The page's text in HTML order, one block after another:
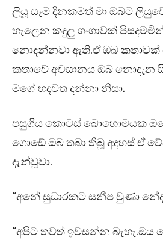
ලියූ සෑම දිනකමත් මා ඔබට
හැලෙන කඳුලු ගංගාවක්
නොදන්නවා ඇති.ඒ ඔබ කතාවක්
කතාවේ අවසානය ඔබ නොදැන
මගේ හදවත දන්නා නිසා.
පසුගිය කොටස් බොහොමයක
ගොඩේ ඔබ තබා තිබූ අදහස් ඒ
දැන්වූවා.
“අනේ සුධාරකට සනීප වුණා
“අපිට තවත් ඉවසන්න බැහැ.ඔය